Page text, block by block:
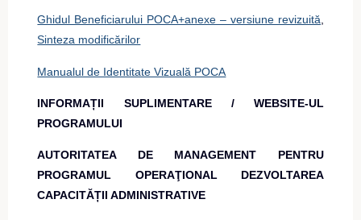
Ghidul Beneficiarului POCA+anexe – versiune revizuită,
Sinteza modificărilor
Manualul de Identitate Vizuală POCA
INFORMAȚII SUPLIMENTARE / WEBSITE-UL
PROGRAMULUI
AUTORITATEA DE MANAGEMENT PENTRU
PROGRAMUL OPERAŢIONAL DEZVOLTAREA
CAPACITĂȚII ADMINISTRATIVE